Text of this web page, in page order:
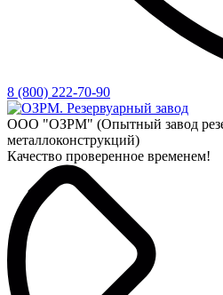
8 (800) 222-70-90
ООО "ОЗРМ" (Опытный завод
металлоконструкций)
Качество проверенное временем!